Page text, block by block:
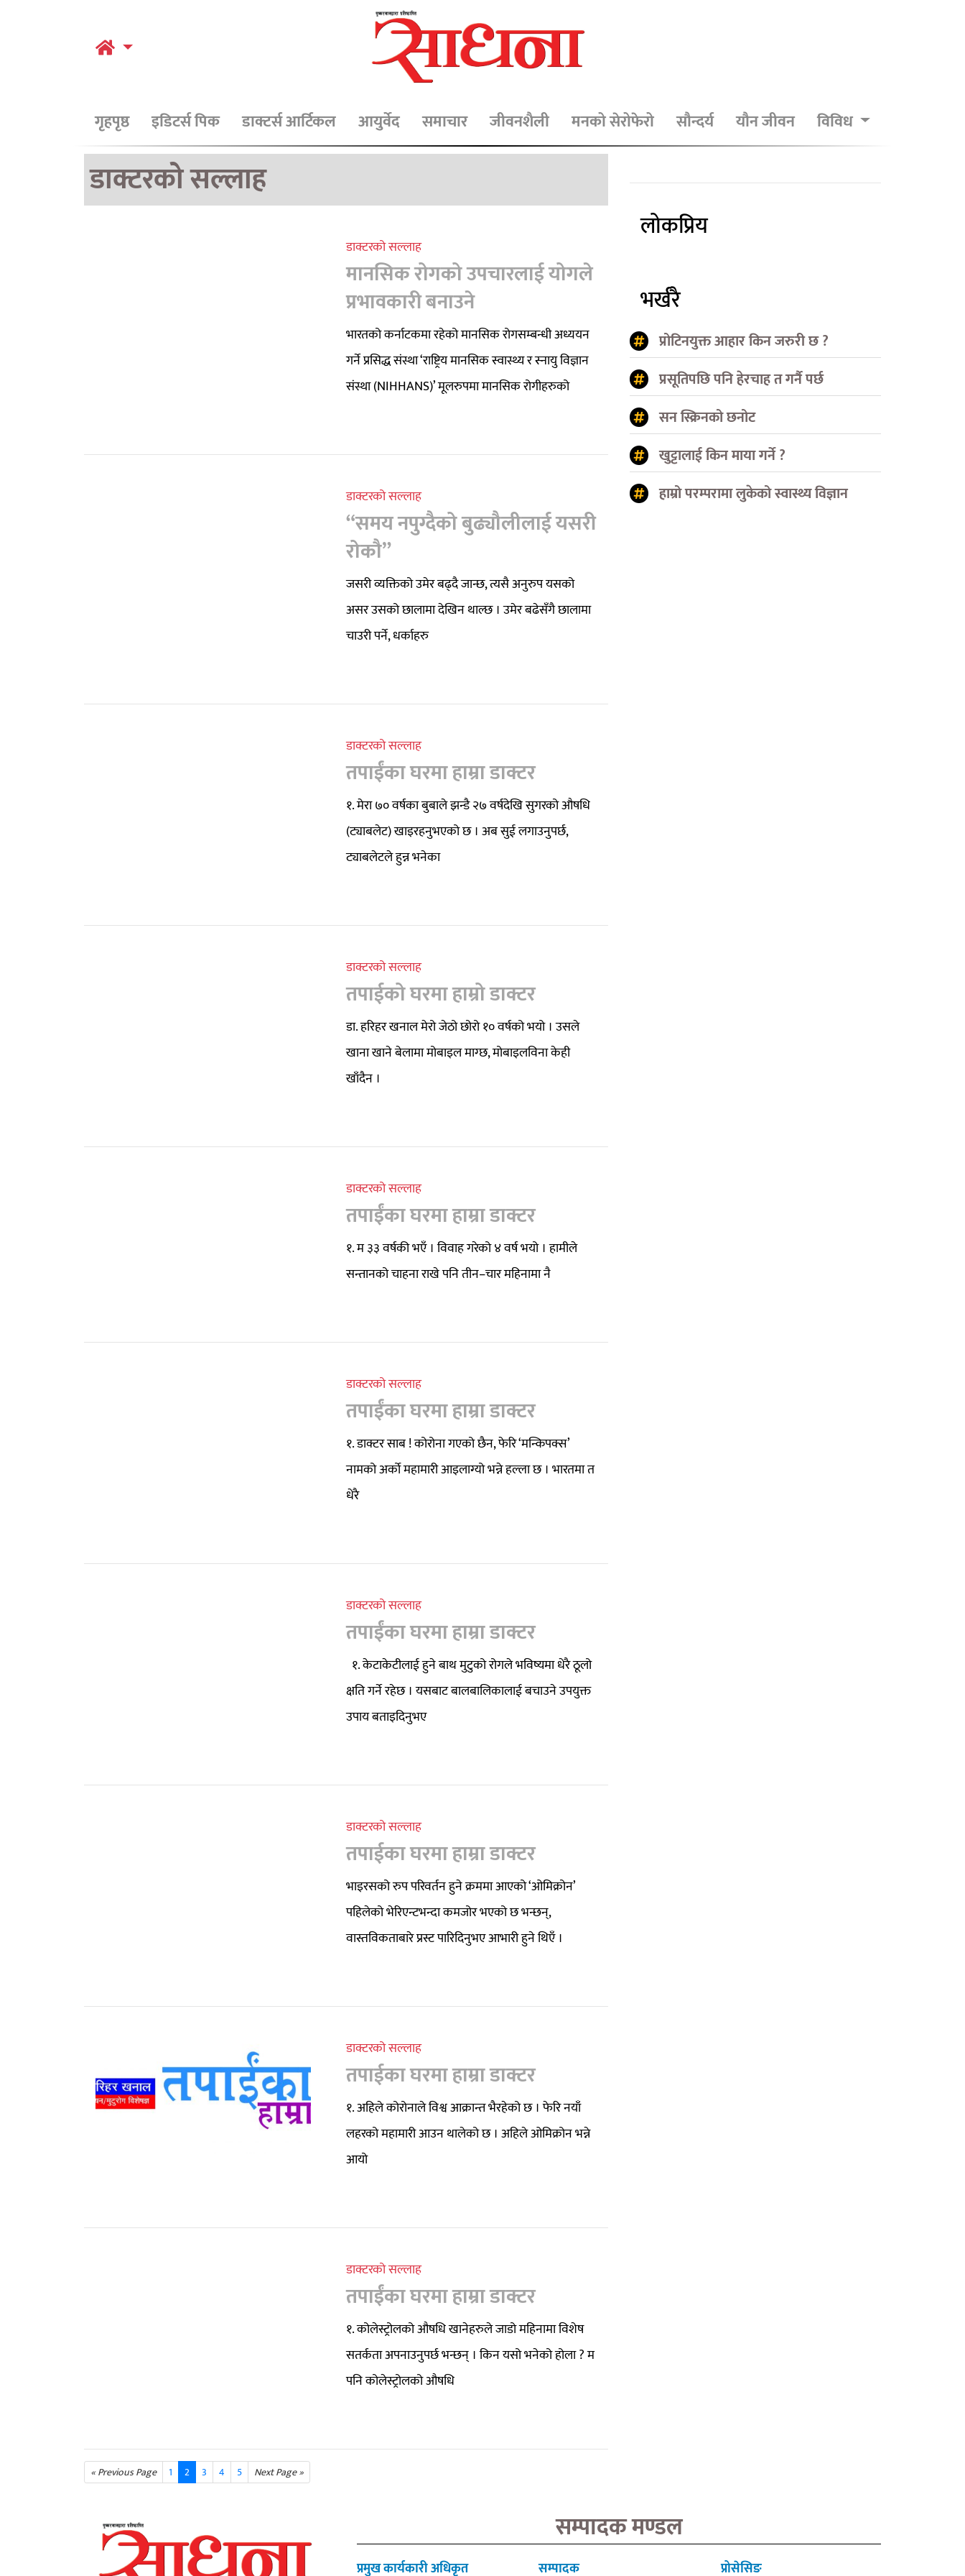
गृहपृष्ठ इडिटर्स पिक डाक्टर्स आर्टिकल आयुर्वेद समाचार जीवनशैली मनको सेरोफेरो सौन्दर्य यौन जीवन विविध
डाक्टरको सल्लाह
डाक्टरको सल्लाह
मानसिक रोगको उपचारलाई योगले
प्रभावकारी बनाउने
भारतको कर्नाटकमा रहेको मानसिक रोगसम्बन्धी अध्ययन
गर्ने प्रसिद्ध संस्था ‘राष्ट्रिय मानसिक स्वास्थ्य र स्नायु विज्ञान
संस्था (NIHHANS)’ मूलरुपमा मानसिक रोगीहरुको
डाक्टरको सल्लाह
“समय नपुग्दैको बुढ्यौलीलाई यसरी
रोकौ”
जसरी व्यक्तिको उमेर बढ्दै जान्छ, त्यसै अनुरुप यसको
असर उसको छालामा देखिन थाल्छ । उमेर बढेसँगै छालामा
चाउरी पर्ने, धर्काहरु
डाक्टरको सल्लाह
तपाईंका घरमा हाम्रा डाक्टर
१. मेरा ७० वर्षका बुबाले झन्डै २७ वर्षदेखि सुगरको औषधि
(ट्याबलेट) खाइरहनुभएको छ । अब सुई लगाउनुपर्छ,
ट्याबलेटले हुन्न भनेका
डाक्टरको सल्लाह
तपाईको घरमा हाम्रो डाक्टर
डा. हरिहर खनाल मेरो जेठो छोरो १० वर्षको भयो । उसले
खाना खाने बेलामा मोबाइल माग्छ, मोबाइलविना केही
खाँदैन ।
डाक्टरको सल्लाह
तपाईंका घरमा हाम्रा डाक्टर
१. म ३३ वर्षकी भएँ । विवाह गरेको ४ वर्ष भयो । हामीले
सन्तानको चाहना राखे पनि तीन–चार महिनामा नै
डाक्टरको सल्लाह
तपाईंका घरमा हाम्रा डाक्टर
१. डाक्टर साब ! कोरोना गएको छैन, फेरि ‘मन्किपक्स’
नामको अर्को महामारी आइलाग्यो भन्ने हल्ला छ । भारतमा त
धेरै
डाक्टरको सल्लाह
तपाईंका घरमा हाम्रा डाक्टर
१. केटाकेटीलाई हुने बाथ मुटुको रोगले भविष्यमा धेरै ठूलो
क्षति गर्ने रहेछ । यसबाट बालबालिकालाई बचाउने उपयुक्त
उपाय बताइदिनुभए
डाक्टरको सल्लाह
तपाईका घरमा हाम्रा डाक्टर
भाइरसको रुप परिवर्तन हुने क्रममा आएको ‘ओमिक्रोन’
पहिलेको भेरिएन्टभन्दा कमजोर भएको छ भन्छन्,
वास्तविकताबारे प्रस्ट पारिदिनुभए आभारी हुने थिएँ ।
डाक्टरको सल्लाह
तपाईका घरमा हाम्रा डाक्टर
१. अहिले कोरोनाले विश्व आक्रान्त भैरहेको छ । फेरि नयाँ
लहरको महामारी आउन थालेको छ । अहिले ओमिक्रोन भन्ने
आयो
डाक्टरको सल्लाह
तपाईंका घरमा हाम्रा डाक्टर
१. कोलेस्ट्रोलको औषधि खानेहरुले जाडो महिनामा विशेष
सतर्कता अपनाउनुपर्छ भन्छन् । किन यसो भनेको होला ? म
पनि कोलेस्ट्रोलको औषधि
« Previous Page 1 2 3 4 5 Next Page »
लोकप्रिय
भर्खरै
प्रोटिनयुक्त आहार किन जरुरी छ ?
प्रसूतिपछि पनि हेरचाह त गर्नै पर्छ
सन स्क्रिनको छनोट
खुट्टालाई किन माया गर्ने ?
हाम्रो परम्परामा लुकेको स्वास्थ्य विज्ञान
सम्पादक मण्डल
प्रमुख कार्यकारी अधिकृत सम्पादक प्रोसेसिङ